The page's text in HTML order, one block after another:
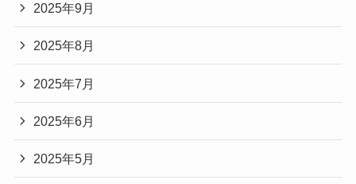
2025年9月
2025年8月
2025年7月
2025年6月
2025年5月